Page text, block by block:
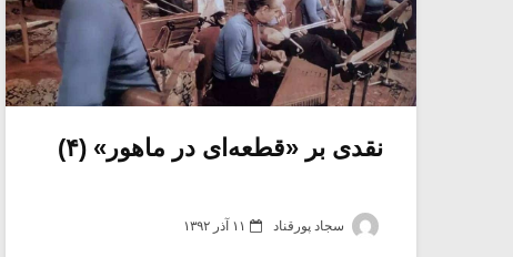
نقدی بر «قطعه‌ای در ماهور» (۴)
سجاد پورقناد ۱۱ آذر ۱۳۹۲